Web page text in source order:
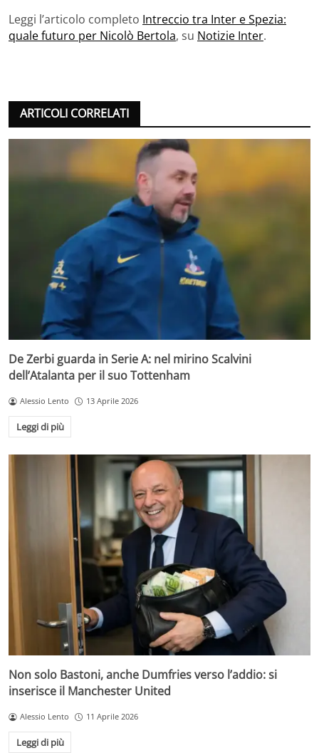
Leggi l’articolo completo Intreccio tra Inter e Spezia:
quale futuro per Nicolò Bertola, su Notizie Inter.
ARTICOLI CORRELATI
De Zerbi guarda in Serie A: nel mirino Scalvini
dell’Atalanta per il suo Tottenham
Alessio Lento 13 Aprile 2026
Leggi di più
Non solo Bastoni, anche Dumfries verso l’addio: si
inserisce il Manchester United
Alessio Lento 11 Aprile 2026
Leggi di più